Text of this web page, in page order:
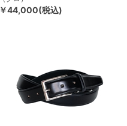
￥44,000(税込)